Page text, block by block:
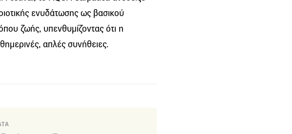
ενυδάτωσης ως βασικού
ζωής, υπενθυμίζοντας ότι η
απλές συνήθειες.